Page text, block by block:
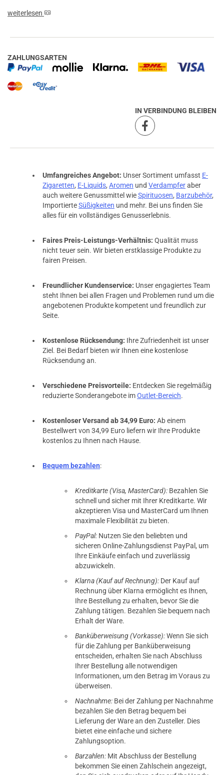
weiterlesen
ZAHLUNGSARTEN
IN VERBINDUNG BLEIBEN
Umfangreiches Angebot: Unser Sortiment umfasst E-
Zigaretten, E-Liquids, Aromen und Verdampferaber
auch weitere Genussmittel wieSpirituosen, Barzubehör,
ImportierteSüßigkeiten und mehr. Bei uns finden Sie
alles für ein vollständiges Genusserlebnis.
Faires Preis-Leistungs-Verhältnis: Qualität muss
nicht teuer sein. Wir bieten erstklassige Produkte zu
fairen Preisen.
Freundlicher Kundenservice: Unser engagiertes Team
steht Ihnen bei allen Fragen und Problemen rund um die
angebotenen Produkte kompetent und freundlich zur
Seite.
Kostenlose Rücksendung: Ihre Zufriedenheit ist unser
Ziel. Bei Bedarf bieten wir Ihnen eine kostenlose
Rücksendung an.
Verschiedene Preisvorteile: Entdecken Sie regelmäßig
reduzierte Sonderangebote imOutlet-Bereich.
Kostenloser Versand ab 34,99 Euro: Ab einem
Bestellwert von 34,99 Euro liefern wir Ihre Produkte
kostenlos zu Ihnen nach Hause.
Bequem bezahlen:
Kreditkarte (Visa, MasterCard): Bezahlen Sie
schnell und sicher mit Ihrer Kreditkarte. Wir
akzeptieren Visa und MasterCard um Ihnen
maximale Flexibilität zu bieten.
PayPal: Nutzen Sie den beliebten und
sicheren Online-Zahlungsdienst PayPal, um
Ihre Einkäufe einfach und zuverlässig
abzuwickeln.
Klarna (Kauf auf Rechnung): Der Kauf auf
Rechnung über Klarna ermöglicht es Ihnen,
Ihre Bestellung zu erhalten, bevor Sie die
Zahlung tätigen. Bezahlen Sie bequem nach
Erhalt der Ware.
Banküberweisung (Vorkasse):Wenn Sie sich
für die Zahlung per Banküberweisung
entscheiden, erhalten Sie nach Abschluss
Ihrer Bestellung alle notwendigen
Informationen, um den Betrag im Voraus zu
überweisen.
Nachnahme: Bei der Zahlung per Nachnahme
bezahlen Sie den Betrag bequem bei
Lieferung der Ware an den Zusteller. Dies
bietet eine einfache und sichere
Zahlungsoption.
Barzahlen: Mit Abschluss der Bestellung
bekommen Sie einen Zahlschein angezeigt,